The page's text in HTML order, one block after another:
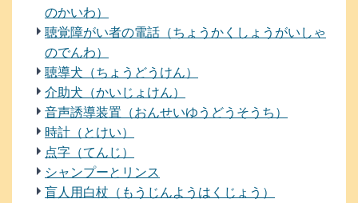
のかいわ）
聴覚障がい者の電話（ちょうかくしょうがいしゃ
のでんわ）
聴導犬（ちょうどうけん）
介助犬（かいじょけん）
音声誘導装置（おんせいゆうどうそうち）
時計（とけい）
点字（てんじ）
シャンプーとリンス
盲人用白杖（もうじんようはくじょう）